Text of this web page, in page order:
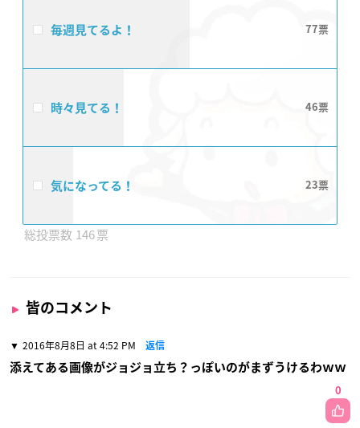
毎週見てるよ！ 77
時々見てる！ 46
気になってる！ 23
146
皆のコメント
2016年8月8日 at 4:52 PM 返信
添えてある画像がジョジョ立ち？っぽいのがまずうけるわｗｗ
0